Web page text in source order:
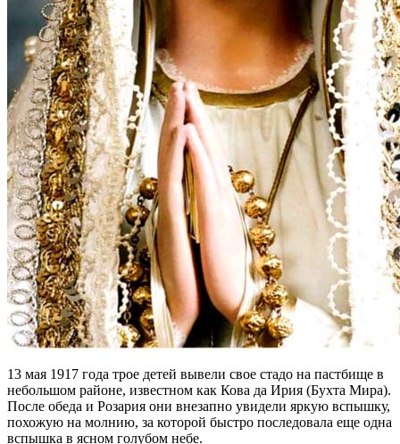
13 мая 1917 года трое детей вывели свое стадо на пастбище в
небольшом районе, известном как Кова да Ирия (Бухта Мира).
После обеда и Розария они внезапно увидели яркую вспышку,
похожую на молнию, за которой быстро последовала еще одна
вспышка в ясном голубом небе.